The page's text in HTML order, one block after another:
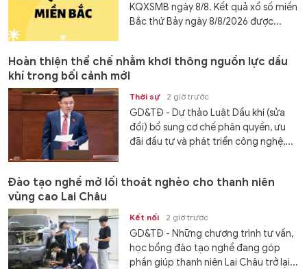
KQXSMB ngày 8/8. Kết quả xổ số miền
Bắc thứ Bảy ngày 8/8/2026 được...
Hoàn thiện thể chế nhằm khơi thông nguồn lực dầu
khí trong bối cảnh mới
Thời sự 2 giờ trước
GD&TĐ - Dự thảo Luật Dầu khí (sửa
đổi) bổ sung cơ chế phân quyền, ưu
đãi đầu tư và phát triển công nghệ,...
Đào tạo nghề mở lối thoát nghèo cho thanh niên
vùng cao Lai Châu
Kết nối 2 giờ trước
GD&TĐ - Những chương trình tư vấn,
học bổng đào tạo nghề đang góp
phần giúp thanh niên Lai Châu trở lại...